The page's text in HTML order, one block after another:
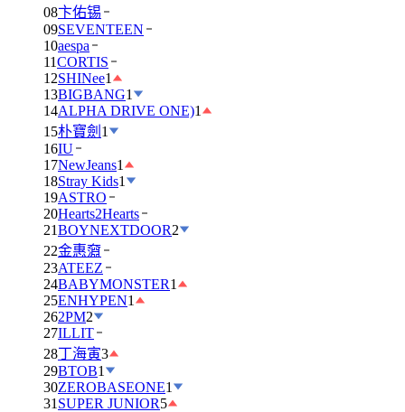
08卞佑锡
09SEVENTEEN
10aespa
11CORTIS
12SHINee1
13BIGBANG1
14ALPHA DRIVE ONE)1
15朴寶劍 1
16IU
17NewJeans1
18Stray Kids1
19ASTRO
20Hearts2Hearts
21BOYNEXTDOOR2
22金惠奫
23ATEEZ
24BABYMONSTER1
25ENHYPEN1
262PM2
27ILLIT
28丁海寅3
29BTOB1
30ZEROBASEONE1
31 SUPER JUNIOR5